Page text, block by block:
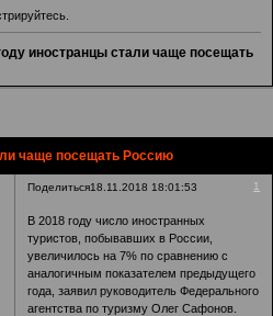
.
иностранцы стали чаще посещать
чаще посещать Россию
Поделиться 1
18.11.2018 18:01:53
В 2018 году число иностранных
туристов, побывавших в России,
увеличилось на 7% по сравнению с
аналогичным показателем предыдущего
года, заявил руководитель Федерального
агентства по туризму Олег Сафонов.